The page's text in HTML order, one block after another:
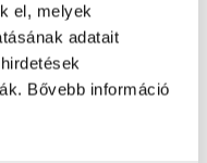
el, melyek
adatait
Bővebb információ